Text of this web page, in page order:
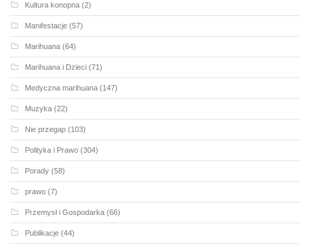
Kultura konopna (2)
Manifestacje (57)
Marihuana (64)
Marihuana i Dzieci (71)
Medyczna marihuana (147)
Muzyka (22)
Nie przegap (103)
Polityka i Prawo (304)
Porady (58)
prawo (7)
Przemysł i Gospodarka (66)
Publikacje (44)